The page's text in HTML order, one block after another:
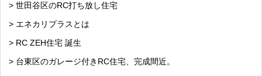
> 世田谷区のRC打ち放し住宅
> エネカリプラスとは
> RC ZEH住宅 誕生
> 台東区のガレージ付きRC住宅、完成間近。